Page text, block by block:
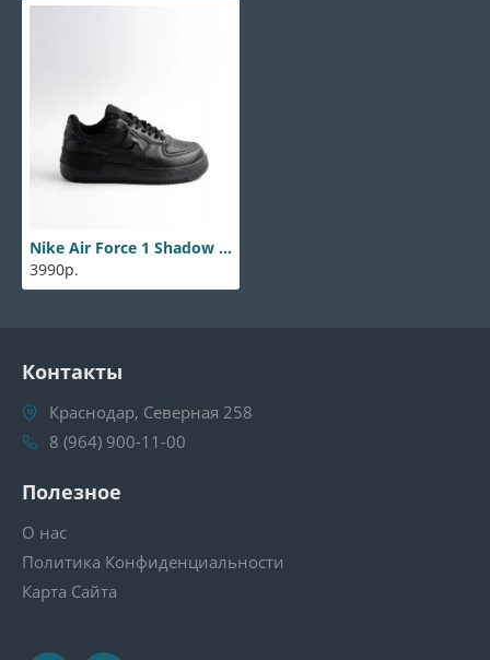
Nike Air Force 1 Shadow Black
3990р.
Контакты
Краснодар, Северная 258
8 (964) 900-11-00
Полезное
О нас
Политика Конфиденциальности
Карта Сайта